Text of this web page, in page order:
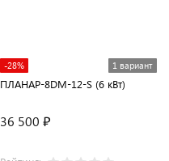
-28% 1 вариант
ПЛАНАР-8DM-12-S (6 кВт)
36 500 ₽